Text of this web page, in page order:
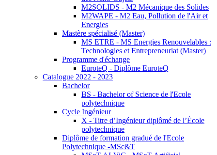
M2SOLIDS - M2 Mécanique des Solides
M2WAPE - M2 Eau, Pollution de l'Air et
Energies
Mastère spécialisé (Master)
MS ETRE - MS Energies Renouvelables :
Technologies et Entrepreneuriat (Master)
Programme d'échange
EuroteQ - Diplôme EuroteQ
Catalogue 2022 - 2023
Bachelor
BS - Bachelor of Science de l'Ecole
polytechnique
Cycle Ingénieur
X - Titre d’Ingénieur diplômé de l’École
polytechnique
Diplôme de formation gradué de l'Ecole
Polytechnique -MSc&T